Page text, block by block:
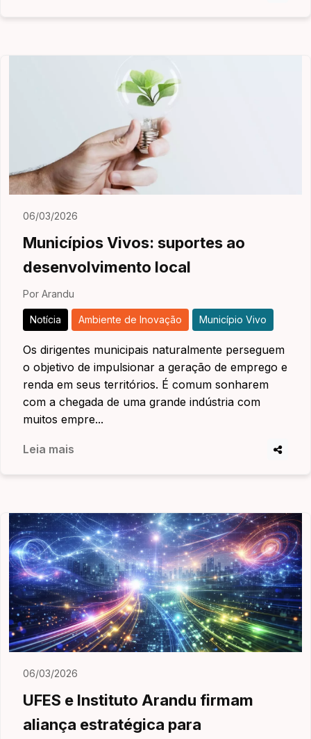
06/03/2026
Municípios Vivos: suportes ao
desenvolvimento local
Por Arandu
Notícia Ambiente de Inovação Município Vivo
Os dirigentes municipais naturalmente perseguem
o objetivo de impulsionar a geração de emprego e
renda em seus territórios. É comum sonharem
com a chegada de uma grande indústria com
muitos empre...
Leia mais
06/03/2026
UFES e Instituto Arandu firmam
aliança estratégica para